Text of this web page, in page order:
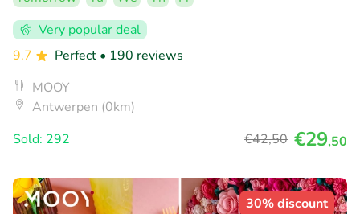
Very popular deal
9.7
Perfect • 190 reviews
MOOY
Antwerpen (0km)
Sold: 292
€42,50 €29,50
30% discount